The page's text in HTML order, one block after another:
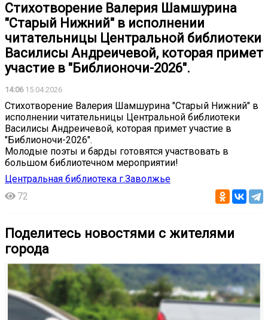
Стихотворение Валерия Шамшурина
"Старый Нижний" в исполнении
читательницы Центральной библиотеки
Василисы Андреичевой, которая примет
участие в "Библионочи-2026".
14:0615.04.2026
Стихотворение Валерия Шамшурина "Старый Нижний" в
исполнении читательницы Центральной библиотеки
Василисы Андреичевой, которая примет участие в
"Библионочи-2026".
Молодые поэты и барды готовятся участвовать в
большом библиотечном мероприятии!
Центральная библиотека г.Заволжье
72
Поделитесь новостями с жителями
города